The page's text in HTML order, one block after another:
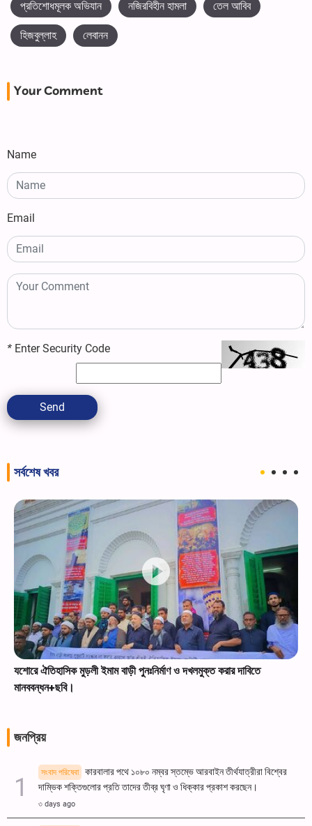
প্রতিশোধমূলক অভিযান নজিরবিহীন হামলা তেল আবিব
হিজবুল্লাহ লেবানন
Your Comment
Name
Email
* Enter Security Code
Send
সর্বশেষ খবর
যশোরে ঐতিহাসিক মুড়লী ইমাম বাড়ী পুনঃনির্মাণ ও দখলমুক্ত করার দাবিতে
মানববন্ধন+ছবি।
জনপ্রিয়
সংবাদ পরিষেবা
কারবালার পথে ১০৮০ নম্বর স্তম্ভে আরবাইন তীর্থযাত্রীরা বিশ্বের
দাম্ভিক শক্তিগুলোর প্রতি তাদের তীব্র ঘৃণা ও ধিক্কার প্রকাশ করছেন।
৩ days ago